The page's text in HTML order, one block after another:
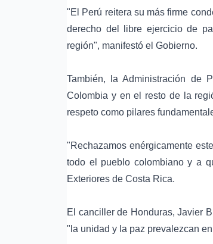
"El Perú reitera su más firme
derecho del libre ejercicio de
región", manifestó el Gobierno.
También, la Administración de
Colombia y en el resto de la
respeto como pilares
"Rechazamos enérgicamente
todo el pueblo colombiano y a
Exteriores de Costa Rica.
El canciller de Honduras, Javier
"la unidad y la paz prevalezcan